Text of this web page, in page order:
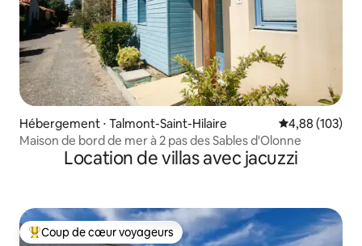
Hébergement ⋅ Talmont-Saint-Hilaire Évaluation
4,88 (103)
Maison de bord de mer à 2 pas des Sables d'Olonne
Location de villas avec jacuzzi
Coups de cœur voyageurs les plus appréciés
Coup de cœur voyageurs